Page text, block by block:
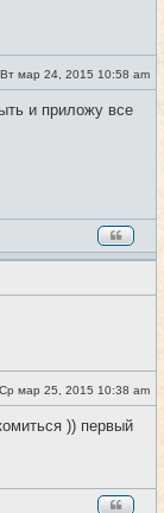
#9
СВт мар 24, 2015 10:58 am
и приложу все
#10
ССр мар 25, 2015 10:38 am
)) первый